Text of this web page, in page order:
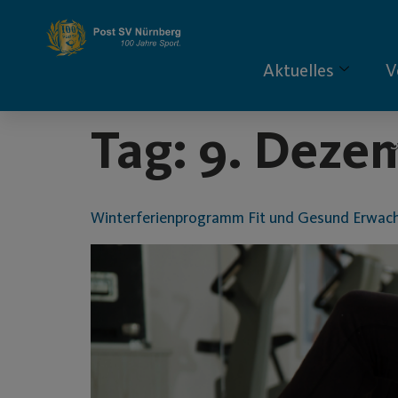
springen
Aktuelles
Tag: 9.
Winterferienprogramm Fit und Gesund